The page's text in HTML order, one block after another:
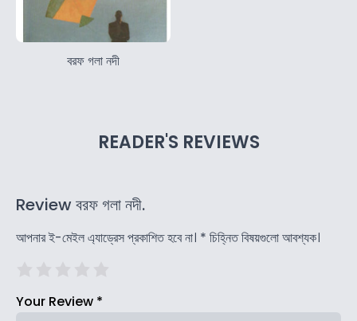
বরফ গলা নদী
READER'S REVIEWS
Review বরফ গলা নদী.
আপনার ই-মেইল এ্যাড্রেস প্রকাশিত হবে না। * চিহ্নিত বিষয়গুলো আবশ্যক।
Your Review *